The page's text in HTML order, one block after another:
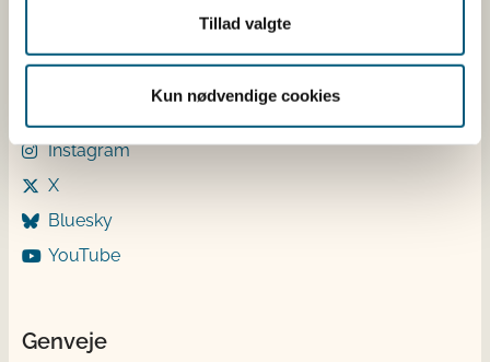
Tillad valgte
Kun nødvendige cookies
Instagram
X
Bluesky
YouTube
Genveje